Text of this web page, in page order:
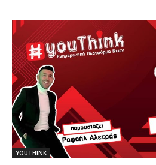
YOUTHINK